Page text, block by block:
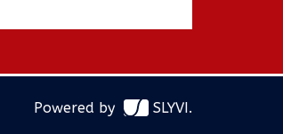
Powered by SLYVI.